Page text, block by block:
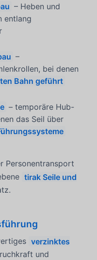
– Heben und
entlang
–
bei denen
Bahn geführt
– temporäre Hub-
das Seil über
Personentransport
tirak Seile und
verzinktes
und